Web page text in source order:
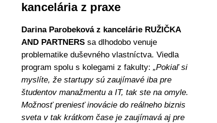
kancelária z praxe
Darina Parobeková z kancelárie RUŽIČKA
AND PARTNERSsa dlhodobo venuje
problematike duševného vlastníctva. Viedla
program spolu s kolegami z fakulty: „Pokiaľ si
myslíte, že startupy sú zaujímavé iba pre
študentov manažmentu a IT, tak ste na omyle.
Možnosť preniesť inovácie do reálneho biznis
sveta v tak krátkom čase je zaujímavá aj pre